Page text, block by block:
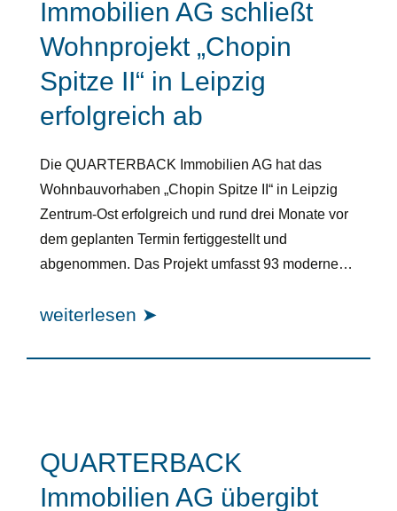
Immobilien AG schließt
Wohnprojekt „Chopin
Spitze II“ in Leipzig
erfolgreich ab
Die QUARTERBACK Immobilien AG hat das
Wohnbauvorhaben „Chopin Spitze II“ in Leipzig
Zentrum-Ost erfolgreich und rund drei Monate vor
dem geplanten Termin fertiggestellt und
abgenommen. Das Projekt umfasst 93 moderne…
weiterlesen ➤
QUARTERBACK
Immobilien AG übergibt